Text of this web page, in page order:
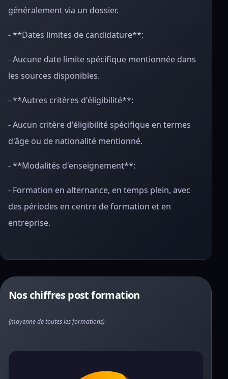
généralement via un dossier.
- **Dates limites de candidature**:
- Aucune date limite spécifique mentionnée dans
les sources disponibles.
- **Autres critères d'éligibilité**:
- Aucun critère d'éligibilité spécifique en termes
d'âge ou de nationalité mentionné.
- **Modalités d'enseignement**:
- Formation en alternance, en temps plein, avec
des périodes en centre de formation et en
entreprise.
Nos chiffres post formation
(moyenne de toutes les formations)